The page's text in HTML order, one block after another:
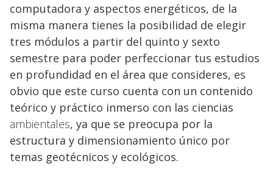
computadora y aspectos energéticos, de la
misma manera tienes la posibilidad de elegir
tres módulos a partir del quinto y sexto
semestre para poder perfeccionar tus estudios
en profundidad en el área que consideres, es
obvio que este curso cuenta con un contenido
teórico y práctico inmerso con las ciencias
ambientales, ya que se preocupa por la
estructura y dimensionamiento único por
temas geotécnicos y ecológicos.